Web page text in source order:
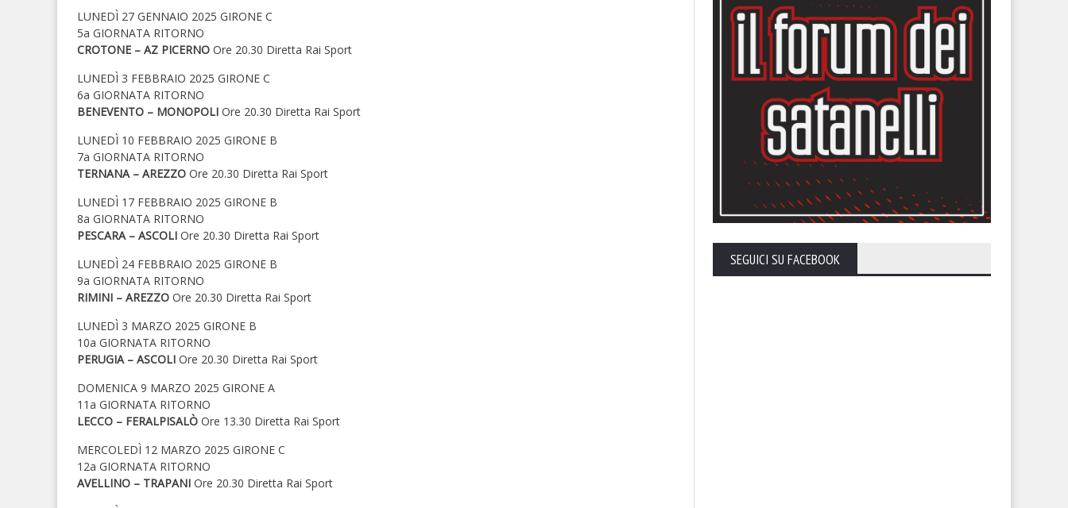
LUNEDÌ 27 GENNAIO 2025 GIRONE C
5a GIORNATA RITORNO
CROTONE – AZ PICERNO Ore 20.30 Diretta Rai Sport
LUNEDÌ 3 FEBBRAIO 2025 GIRONE C
6a GIORNATA RITORNO
BENEVENTO – MONOPOLI Ore 20.30 Diretta Rai Sport
LUNEDÌ 10 FEBBRAIO 2025 GIRONE B
7a GIORNATA RITORNO
TERNANA – AREZZO Ore 20.30 Diretta Rai Sport
LUNEDÌ 17 FEBBRAIO 2025 GIRONE B
8a GIORNATA RITORNO
PESCARA – ASCOLI Ore 20.30 Diretta Rai Sport
LUNEDÌ 24 FEBBRAIO 2025 GIRONE B
9a GIORNATA RITORNO
RIMINI – AREZZO Ore 20.30 Diretta Rai Sport
LUNEDÌ 3 MARZO 2025 GIRONE B
10a GIORNATA RITORNO
PERUGIA – ASCOLI Ore 20.30 Diretta Rai Sport
DOMENICA 9 MARZO 2025 GIRONE A
11a GIORNATA RITORNO
LECCO – FERALPISALÒ Ore 13.30 Diretta Rai Sport
MERCOLEDÌ 12 MARZO 2025 GIRONE C
12a GIORNATA RITORNO
AVELLINO – TRAPANI Ore 20.30 Diretta Rai Sport
SEGUICI SU FACEBOOK